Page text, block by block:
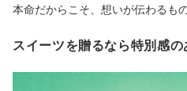
本命だからこそ、想いが伝わるも
スイーツを贈るなら特別感